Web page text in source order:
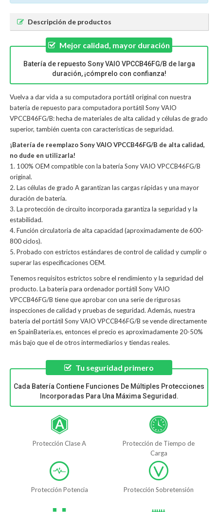
Descripción de productos
Mejor calidad, mayor duración
Batería de repuesto Sony VAIO VPCCB46FG/B de larga
duración, ¡cómprelo con confianza!
Vuelva a dar vida a su computadora portátil original con nuestra
batería de repuesto para computadora portátil Sony VAIO
VPCCB46FG/B: hecha de materiales de alta calidad y células de grado
superior, también cuenta con características de seguridad.
¡Batería de reemplazo Sony VAIO VPCCB46FG/B de alta calidad,
no dude en utilizarla!
1. 100% OEM compatible con la batería Sony VAIO VPCCB46FG/B
original.
2. Las células de grado A garantizan las cargas rápidas y una mayor
duración de batería.
3. La protección de circuito incorporada garantiza la seguridad y la
estabilidad.
4. Función circulatoria de alta capacidad (aproximadamente de 600-
800 ciclos).
5. Probado con estrictos estándares de control de calidad y cumplir o
superar las especificaciones OEM.
Tenemos requisitos estrictos sobre el rendimiento y la seguridad del
producto. La batería para ordenador portátil Sony VAIO
VPCCB46FG/B tiene que aprobar con una serie de rigurosas
inspecciones de calidad y pruebas de seguridad. Además, nuestra
batería del portátil Sony VAIO VPCCB46FG/B se vende directamente
en SpainBateria.es, entonces el precio es aproximadamente 20-50%
más bajo que el de otros intermediarios y tiendas reales.
Tu seguridad primero
Cada Batería Contiene Funciones De Múltiples Protecciones
Incorporadas Para Una Máxima Seguridad.
Protección Clase A
Protección de Tiempo de
Carga
Protección Potencia Protección Sobretensión